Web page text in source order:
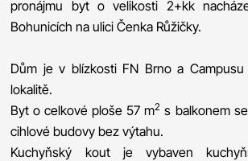
pronájmu byt o velikosti 2+kk
Bohunicích na ulici Čenka Růžičky.
Dům je v blízkosti FN Brno a
lokalitě.
Byt o celkové ploše 57 m2 s balkonem
cihlové budovy bez výtahu.
Kuchyňský kout je vybaven